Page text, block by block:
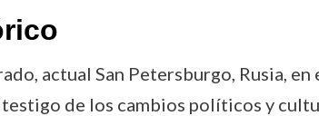
actual San Petersburgo, Rusia, en
de los cambios políticos y